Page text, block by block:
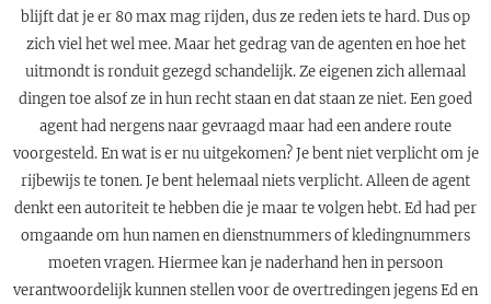
blijft dat je er 80 max mag rijden, dus ze reden iets te hard. Dus op
zich viel het wel mee. Maar het gedrag van de agenten en hoe het
uitmondt is ronduit gezegd schandelijk. Ze eigenen zich allemaal
dingen toe alsof ze in hun recht staan en dat staan ze niet. Een goed
agent had nergens naar gevraagd maar had een andere route
voorgesteld. En wat is er nu uitgekomen? Je bent niet verplicht om je
rijbewijs te tonen. Je bent helemaal niets verplicht. Alleen de agent
denkt een autoriteit te hebben die je maar te volgen hebt. Ed had per
omgaande om hun namen en dienstnummers of kledingnummers
moeten vragen. Hiermee kan je naderhand hen in persoon
verantwoordelijk kunnen stellen voor de overtredingen jegens Ed en